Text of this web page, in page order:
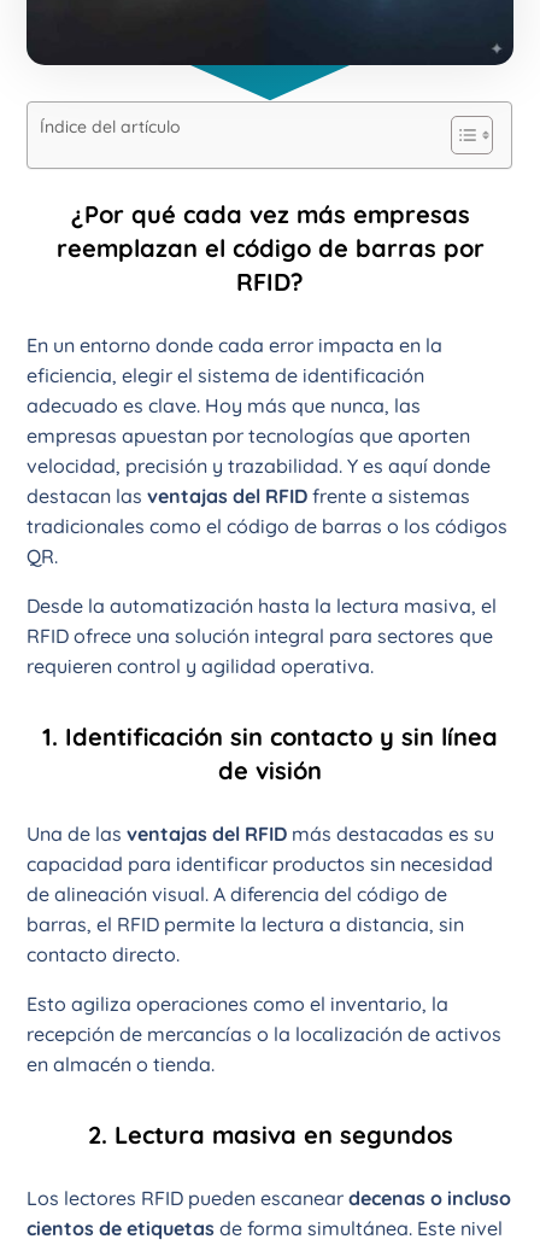
Índice del artículo
¿Por qué cada vez más empresas
reemplazan el código de barras por
RFID?
En un entorno donde cada error impacta en la
eficiencia, elegir el sistema de identificación
adecuado es clave. Hoy más que nunca, las
empresas apuestan por tecnologías que aporten
velocidad, precisión y trazabilidad. Y es aquí donde
destacan lasventajas del RFID frente a sistemas
tradicionales como el código de barras o los códigos
QR.
Desde la automatización hasta la lectura masiva, el
RFID ofrece una solución integral para sectores que
requieren control y agilidad operativa.
1. Identificación sin contacto y sin línea
de visión
Una de lasventajas del RFID más destacadas es su
capacidad para identificar productos sin necesidad
de alineación visual. A diferencia del código de
barras, el RFID permite la lectura a distancia, sin
contacto directo.
Esto agiliza operaciones como el inventario, la
recepción de mercancías o la localización de activos
en almacén o tienda.
2. Lectura masiva en segundos
Los lectores RFID pueden escaneardecenas o incluso
cientos de etiquetas de forma simultánea. Este nivel